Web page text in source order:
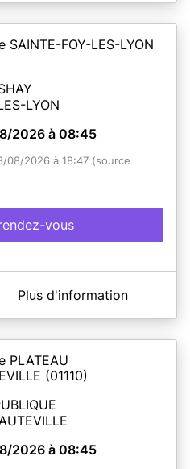
SAINTE-FOY-LES-LYON
LYON
2026 à 08:45
08/2026 à 18:47 (source
vous
FOY-LES-LYON
biométrique.
plus
Plus d'information
PLATEAU
(01110)
2026 à 08:45